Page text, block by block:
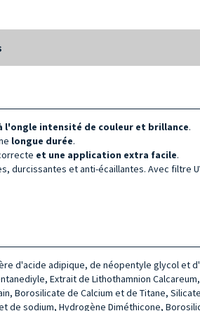
l'ongle intensité de couleur et brillance.
longue durée.
et une application extra facile.
et anti-écaillantes. Avec filtre
d'acide adipique, de néopentyle glycol et
Extrait de Lithothamnion
Borosilicate de Calcium et de Titane,
sodium, Hydrogène Diméthicone,